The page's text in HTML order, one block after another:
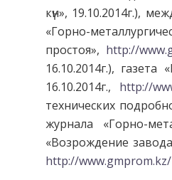
күн», 19.10.2014г.),
«Горно-
простоя», http://
16.10.2014г.),
16.10.2014г., http://
технических
журнала «Горно-
«Возрождение
http://